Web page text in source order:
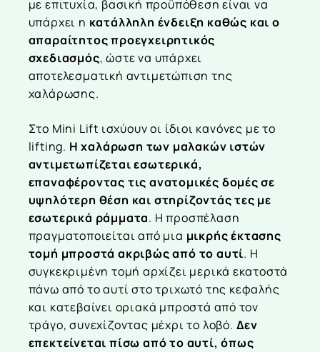
με επιτυχία, βασική προϋπόθεση είναι να
υπάρχει η κατάλληλη ένδειξη καθώς και ο
απαραίτητος προεγχειρητικός
σχεδιασμός, ώστε να υπάρχει
αποτελεσματική αντιμετώπιση της
χαλάρωσης.
Στο Mini Lift ισχύουν οι ίδιοι κανόνες με το
lifting. Η χαλάρωση των μαλακών ιστών
αντιμετωπίζεται εσωτερικά,
επαναφέροντας τις ανατομικές δομές σε
υψηλότερη θέση και στηρίζοντάς τες με
εσωτερικά ράμματα. Η προσπέλαση
πραγματοποιείται από μια μικρής έκτασης
τομή μπροστά ακριβώς από το αυτί. Η
συγκεκριμένη τομή αρχίζει μερικά εκατοστά
πάνω από το αυτί στο τριχωτό της κεφαλής
και κατεβαίνει οριακά μπροστά από τον
τράγο, συνεχίζοντας μέχρι το λοβό. Δεν
επεκτείνεται πίσω από το αυτί, όπως